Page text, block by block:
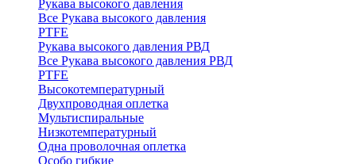
Рукава высокого давления
Все Рукава высокого давления
PTFE
Рукава высокого давления РВД
Все Рукава высокого давления РВД
PTFE
Высокотемпературный
Двухпроводная оплетка
Мультиспиральные
Низкотемпературный
Одна проволочная оплетка
Особо гибкие